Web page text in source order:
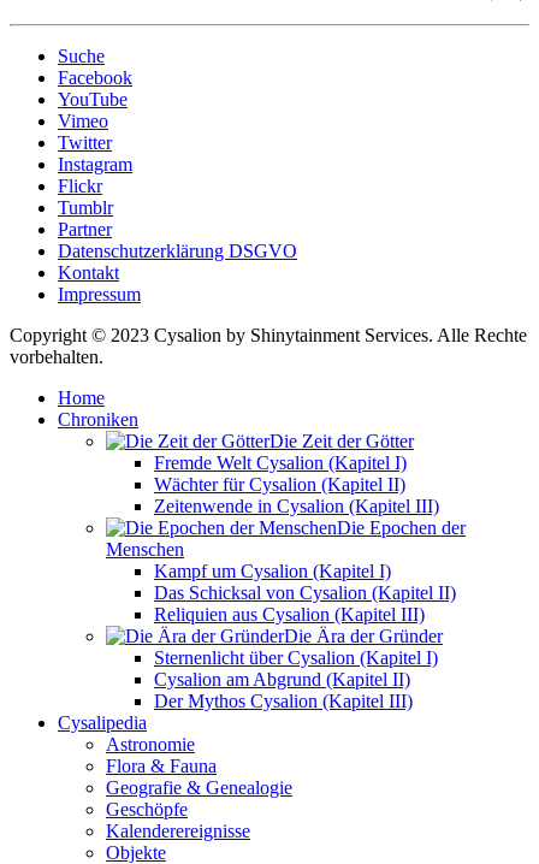
Suche
Facebook
YouTube
Vimeo
Twitter
Instagram
Flickr
Tumblr
Partner
Datenschutzerklärung DSGVO
Kontakt
Impressum
Copyright © 2023 Cysalion by Shinytainment Services. Alle Rechte
vorbehalten.
Home
Chroniken
Die Zeit der Götter
Fremde Welt Cysalion (Kapitel I)
Wächter für Cysalion (Kapitel II)
Zeitenwende in Cysalion (Kapitel III)
Die Epochen der
Menschen
Kampf um Cysalion (Kapitel I)
Das Schicksal von Cysalion (Kapitel II)
Reliquien aus Cysalion (Kapitel III)
Die Ära der Gründer
Sternenlicht über Cysalion (Kapitel I)
Cysalion am Abgrund (Kapitel II)
Der Mythos Cysalion (Kapitel III)
Cysalipedia
Astronomie
Flora & Fauna
Geografie & Genealogie
Geschöpfe
Kalenderereignisse
Objekte